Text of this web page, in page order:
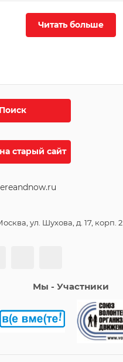
Читать больше
Поиск
старый сайт
ул. Шухова, д. 17, корп. 2
Мы - Участники